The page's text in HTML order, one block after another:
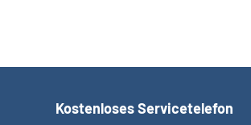
Kostenloses Servicetelefon